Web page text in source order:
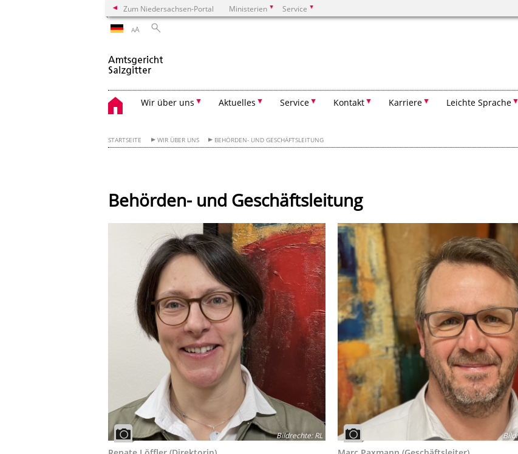
Zum Niedersachsen-Portal Ministerien Service
AA
Wir über uns Aktuelles Service Kontakt Karriere Leichte Sprache
STARTSEITE WIR ÜBER UNS BEHÖRDEN- UND GESCHÄFTSLEITUNG
Behörden- und Geschäftsleitung
Bildrechte:RL